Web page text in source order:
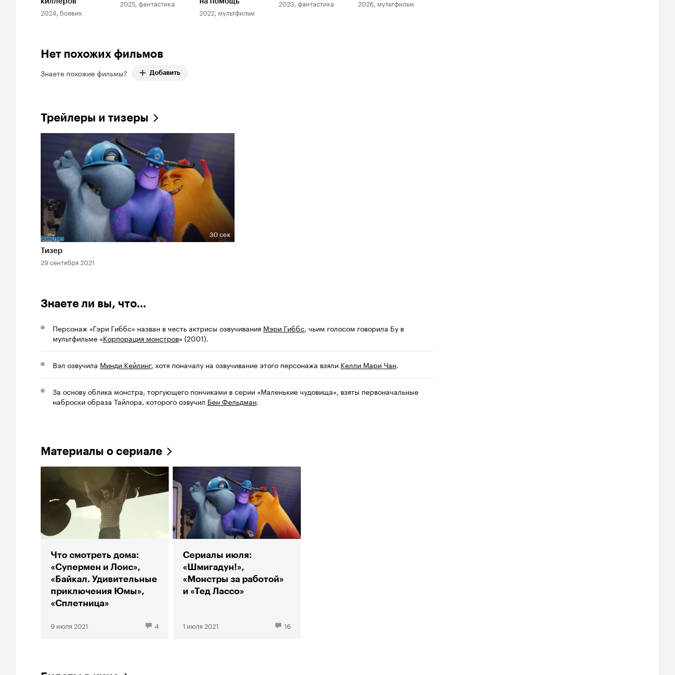
2024, боевик
2025, фантастика
2022, мультфильм
2023, фантастика 2026, мультфильм
Нет похожих фильмов
Знаете похожие фильмы? Добавить
Трейлеры и тизеры
Длительность 30 сек
30 сек
Тизер
29 сентября 2021
Знаете ли вы, что…
Персонаж «Гэри Гиббс» назван в честь актрисы озвучивания Мэри Гиббс, чьим голосом говорила Бу в
мультфильме «Корпорация монстров» (2001).
Вэл озвучила Минди Кейлинг, хотя поначалу на озвучивание этого персонажа взяли Келли Мари Чан.
За основу облика монстра, торгующего пончиками в серии «Маленькие чудовища», взяты первоначальные
наброски образа Тайлора, которого озвучил Бен Фельдман.
Материалы о сериале
Что смотреть дома:
«Супермен и Лоис»,
«Байкал. Удивительные
приключения Юмы»,
«Сплетница»
9 июля 2021 4
Сериалы июля:
«Шмигадун!»,
«Монстры за работой»
и «Тед Лассо»
1 июля 2021 16